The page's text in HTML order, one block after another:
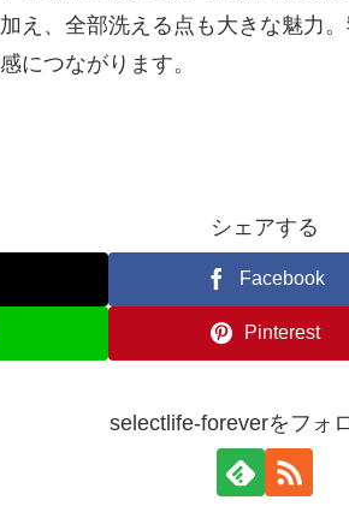
え、全部洗える点も大きな魅力
につながります。
シェアする
Facebook
Pinterest
selectlife-foreverをフォ